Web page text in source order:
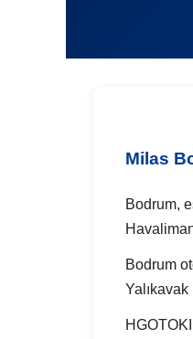
Milas
Bodrum,
Bodrum